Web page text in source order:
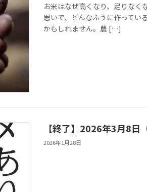
お米はなぜ高くなり、足りなく
思いで、どんなふうに作ってい
かもしれません。農 […]
【終了】2026年3月8日
2026年1月28日